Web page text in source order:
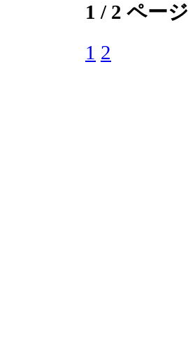
1 / 2 ページ
1 2